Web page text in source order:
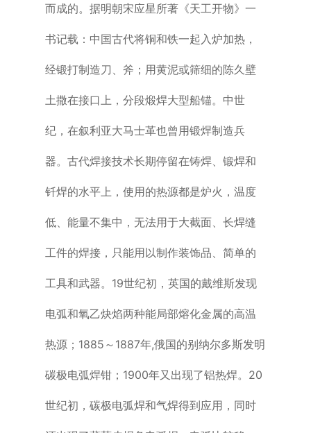
而成的。据明朝宋应星所著《天工开物》一
书记载：中国古代将铜和铁一起入炉加热，
经锻打制造刀、斧；用黄泥或筛细的陈久壁
土撒在接口上，分段煅焊大型船锚。中世
纪，在叙利亚大马士革也曾用锻焊制造兵
器。古代焊接技术长期停留在铸焊、锻焊和
钎焊的水平上，使用的热源都是炉火，温度
低、能量不集中，无法用于大截面、长焊缝
工件的焊接，只能用以制作装饰品、简单的
工具和武器。19世纪初，英国的戴维斯发现
电弧和氧乙炔焰两种能局部熔化金属的高温
热源；1885～1887年,俄国的别纳尔多斯发明
碳极电弧焊钳；1900年又出现了铝热焊。20
世纪初，碳极电弧焊和气焊得到应用，同时